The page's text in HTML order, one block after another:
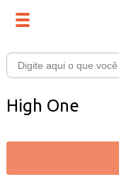
High One